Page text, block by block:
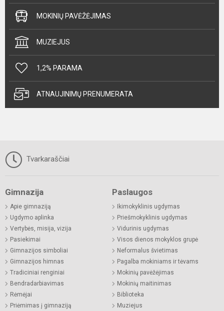
MOKINIŲ PAVĖŽĖJIMAS
MUZIEJUS
1,2% PARAMA
ATNAUJINIMŲ PRENUMERATA
Tvarkaraščiai
Gimnazija
Apie gimnaziją
Ugdymo aplinka
Vertybės, misija, vizija
Pasiekimai
Gimnazijos simboliai
Gimnazijos himnas
Tradiciniai renginiai
Bendradarbiavimas
Rėmėjai
Priėmimas į gimnaziją
Paslaugos
Ikimokyklinis ugdymas
Priešmokyklinis ugdymas
Vidurinis ugdymas
Visos dienos mokyklos grupė
Neformalus švietimas
Pagalba mokiniams ir tėvams
Mokinių pavėžėjimas
Mokinių maitinimas
Biblioteka
Muziejus